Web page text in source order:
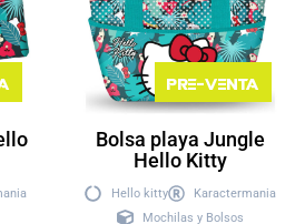
Pre-venta
Bolsa playa Jungle
Hello Kitty
Hello kitty
Karactermania
Mochilas y Bolsos